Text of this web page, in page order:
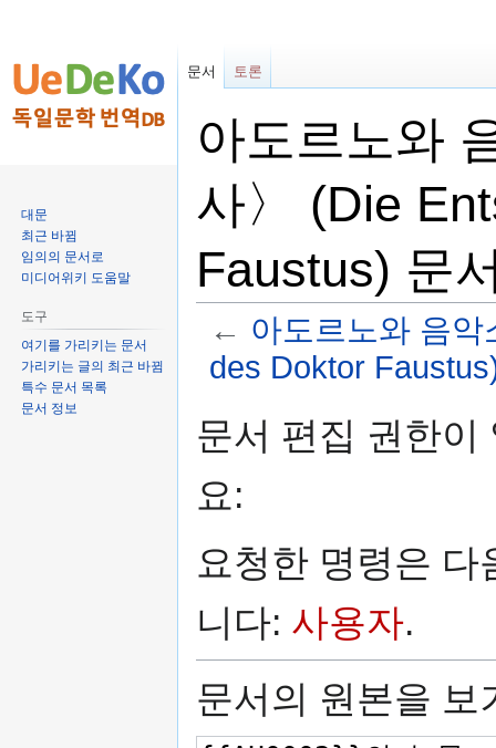
아도르노와
사〉 (Die
Faustus) 문
← 아도르노와 음
des Doktor
러
기
로
기
색
러
가
문서 편집 권한이
요:
요청한 명령은
니다: 사용자.
문서의 원본을 보
문서 토론
대문
최근 바뀜
임의의 문서로
미디어위키 도움말
도구
여기를 가리키는 문서
가리키는 글의 최근 바뀜
특수 문서 목록
문서 정보